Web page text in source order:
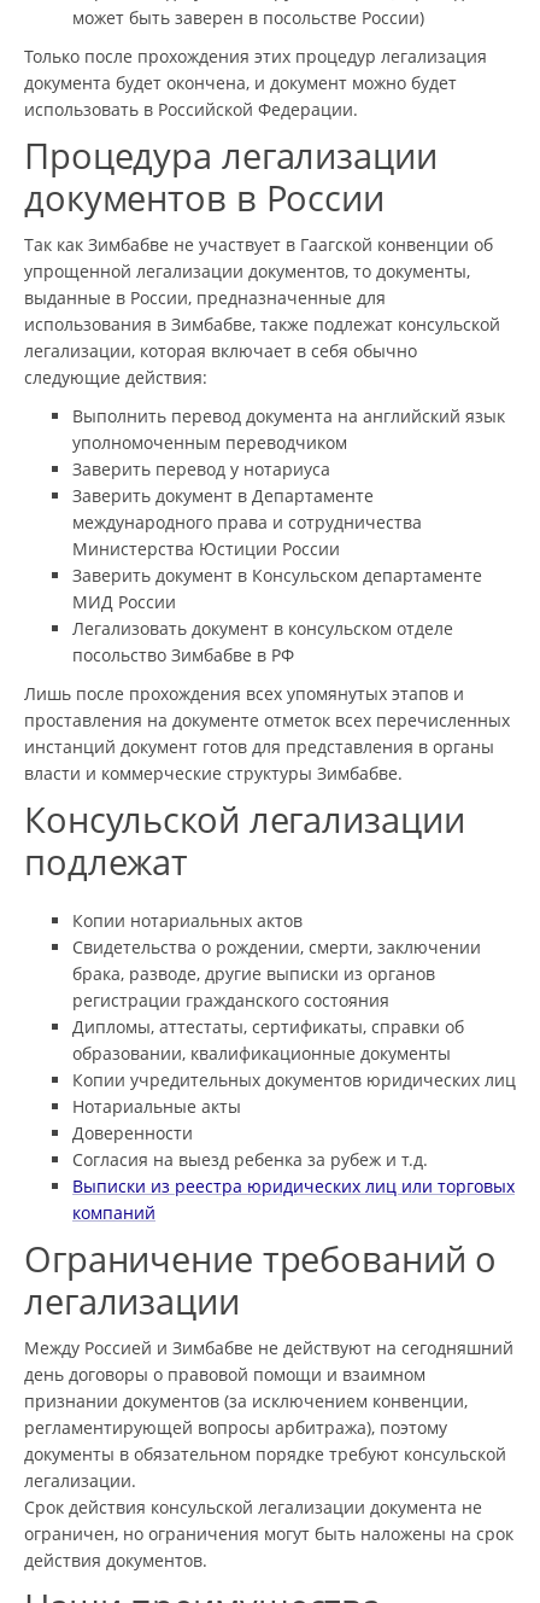
может быть заверен в посольстве России)
Только после прохождения этих процедур легализация
документа будет окончена, и документ можно будет
использовать в Российской Федерации.
Процедура легализации
документов в России
Так как Зимбабве не участвует в Гаагской конвенции об
упрощенной легализации документов, то документы,
выданные в России, предназначенные для
использования в Зимбабве, также подлежат консульской
легализации, которая включает в себя обычно
следующие действия:
Выполнить перевод документа на английский язык
уполномоченным переводчиком
Заверить перевод у нотариуса
Заверить документ в Департаменте
международного права и сотрудничества
Министерства Юстиции России
Заверить документ в Консульском департаменте
МИД России
Легализовать документ в консульском отделе
посольство Зимбабве в РФ
Лишь после прохождения всех упомянутых этапов и
проставления на документе отметок всех перечисленных
инстанций документ готов для представления в органы
власти и коммерческие структуры Зимбабве.
Консульской легализации
подлежат
Копии нотариальных актов
Свидетельства о рождении, смерти, заключении
брака, разводе, другие выписки из органов
регистрации гражданского состояния
Дипломы, аттестаты, сертификаты, справки об
образовании, квалификационные документы
Копии учредительных документов юридических лиц
Нотариальные акты
Доверенности
Согласия на выезд ребенка за рубеж и т.д.
Выписки из реестра юридических лиц или торговых
компаний
Ограничение требований о
легализации
Между Россией и Зимбабве не действуют на сегодняшний
день договоры о правовой помощи и взаимном
признании документов (за исключением конвенции,
регламентирующей вопросы арбитража), поэтому
документы в обязательном порядке требуют консульской
легализации.
Срок действия консульской легализации документа не
ограничен, но ограничения могут быть наложены на срок
действия документов.